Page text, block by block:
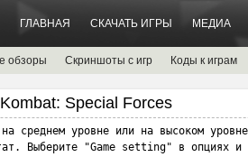
ГЛАВНАЯ СКАЧАТЬ ИГРЫ МЕДИА
обзоры Скриншоты с игр Коды к играм
Special Forces
среднем уровне или на высоком уровне
Выберите "Game setting" в опциях и